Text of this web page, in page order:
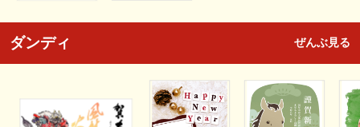
ダンディ ぜんぶ見る